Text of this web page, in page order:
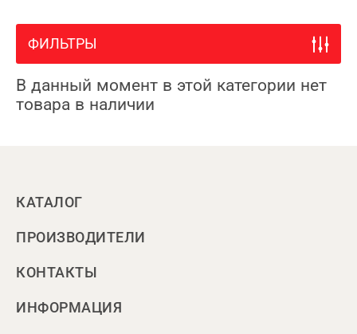
ФИЛЬТРЫ
В данный момент в этой категории нет
товара в наличии
КАТАЛОГ
ПРОИЗВОДИТЕЛИ
КОНТАКТЫ
ИНФОРМАЦИЯ